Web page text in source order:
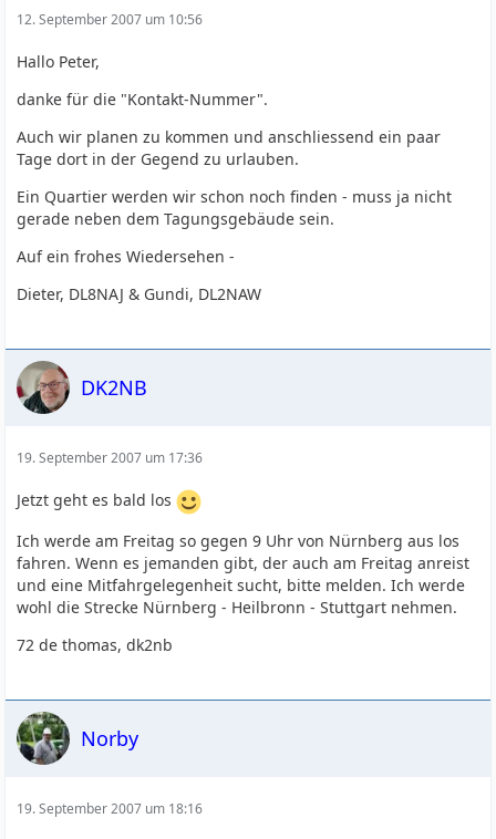
12. September 2007 um 10:56
Hallo Peter,
danke für die "Kontakt-Nummer".
Auch wir planen zu kommen und anschliessend ein paar
Tage dort in der Gegend zu urlauben.
Ein Quartier werden wir schon noch finden - muss ja nicht
gerade neben dem Tagungsgebäude sein.
Auf ein frohes Wiedersehen -
Dieter, DL8NAJ & Gundi, DL2NAW
DK2NB
19. September 2007 um 17:36
Jetzt geht es bald los
Ich werde am Freitag so gegen 9 Uhr von Nürnberg aus los
fahren. Wenn es jemanden gibt, der auch am Freitag anreist
und eine Mitfahrgelegenheit sucht, bitte melden. Ich werde
wohl die Strecke Nürnberg - Heilbronn - Stuttgart nehmen.
72 de thomas, dk2nb
Norby
19. September 2007 um 18:16